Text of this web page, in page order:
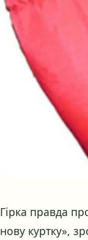
Гірка правда
нову куртку»,